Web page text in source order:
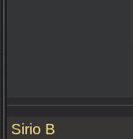
Sirio B